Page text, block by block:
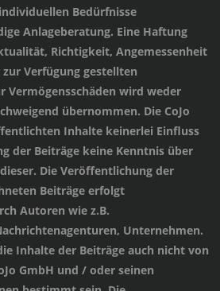
Bedürfnisse
Anlageberatung. Eine Haftung
Richtigkeit, Angemessenheit
Verfügung gestellten
Vermögensschäden wird weder
übernommen. Die CoJo
Inhalte keinerlei Einfluss
der Beiträge keine Kenntnis über
Die Veröffentlichung der
Beiträge erfolgt
Autoren wie z.B.
Unternehmen.
Inhalte der Beiträge auch nicht von
GmbH und / oder seinen